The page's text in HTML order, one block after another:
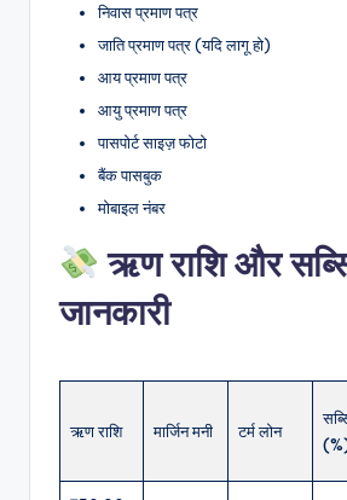
निवास प्रमाण पत्र
जाति प्रमाण पत्र (यदि लागू हो)
आय प्रमाण पत्र
आयु प्रमाण पत्र
पासपोर्ट साइज़ फोटो
बैंक पासबुक
मोबाइल नंबर
ऋण राशि और
जानकारी
ऋण राशि मार्जिन मनी टर्म लोन